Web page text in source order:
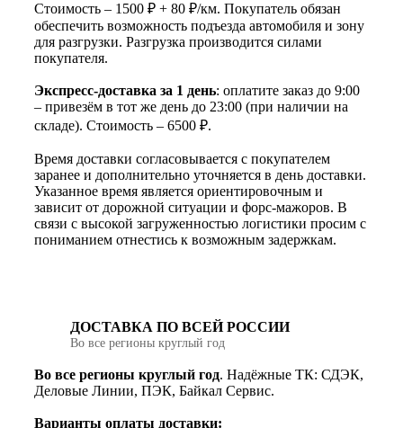
Стоимость – 1500 ₽ + 80 ₽/км. Покупатель обязан
обеспечить возможность подъезда автомобиля и зону
для разгрузки. Разгрузка производится силами
покупателя.
Экспресс-доставка за 1 день: оплатите заказ до 9:00
– привезём в тот же день до 23:00 (при наличии на
складе). Стоимость – 6500 ₽.
Время доставки согласовывается с покупателем
заранее и дополнительно уточняется в день доставки.
Указанное время является ориентировочным и
зависит от дорожной ситуации и форс-мажоров. В
связи с высокой загруженностью логистики просим с
пониманием отнестись к возможным задержкам.
ДОСТАВКА ПО ВСЕЙ РОССИИ
Во все регионы круглый год
Во все регионы круглый год. Надёжные ТК: СДЭК,
Деловые Линии, ПЭК, Байкал Сервис.
Варианты оплаты доставки: